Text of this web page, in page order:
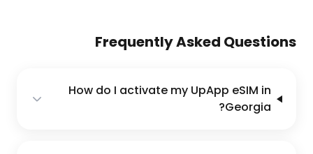
Frequently Asked Questions
How do I activate my UpApp eSIM in
Georgia?